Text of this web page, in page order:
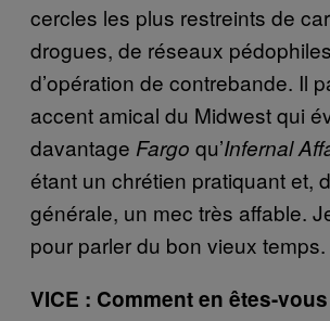
cercles les plus restreints de
drogues, de réseaux
d’opération de contrebande. Il
accent amical du Midwest qui
davantage Fargo qu’Infernal
étant un chrétien pratiquant et,
générale, un mec très affable.
pour parler du bon vieux temps.
VICE : Comment en êtes-